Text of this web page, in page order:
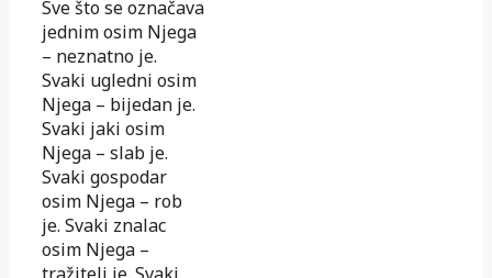
Sve što se označava
jednim osim Njega
– neznatno je.
Svaki ugledni osim
Njega – bijedan je.
Svaki jaki osim
Njega – slab je.
Svaki gospodar
osim Njega – rob
je. Svaki znalac
osim Njega –